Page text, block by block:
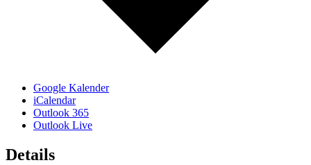
Google Kalender
iCalendar
Outlook 365
Outlook Live
Details